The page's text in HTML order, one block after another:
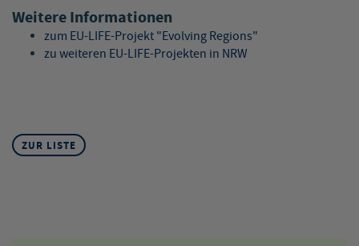
Weitere Informationen
zum EU-LIFE-Projekt "Evolving Regions"
zu weiteren EU-LIFE-Projekten in NRW
ZUR LISTE